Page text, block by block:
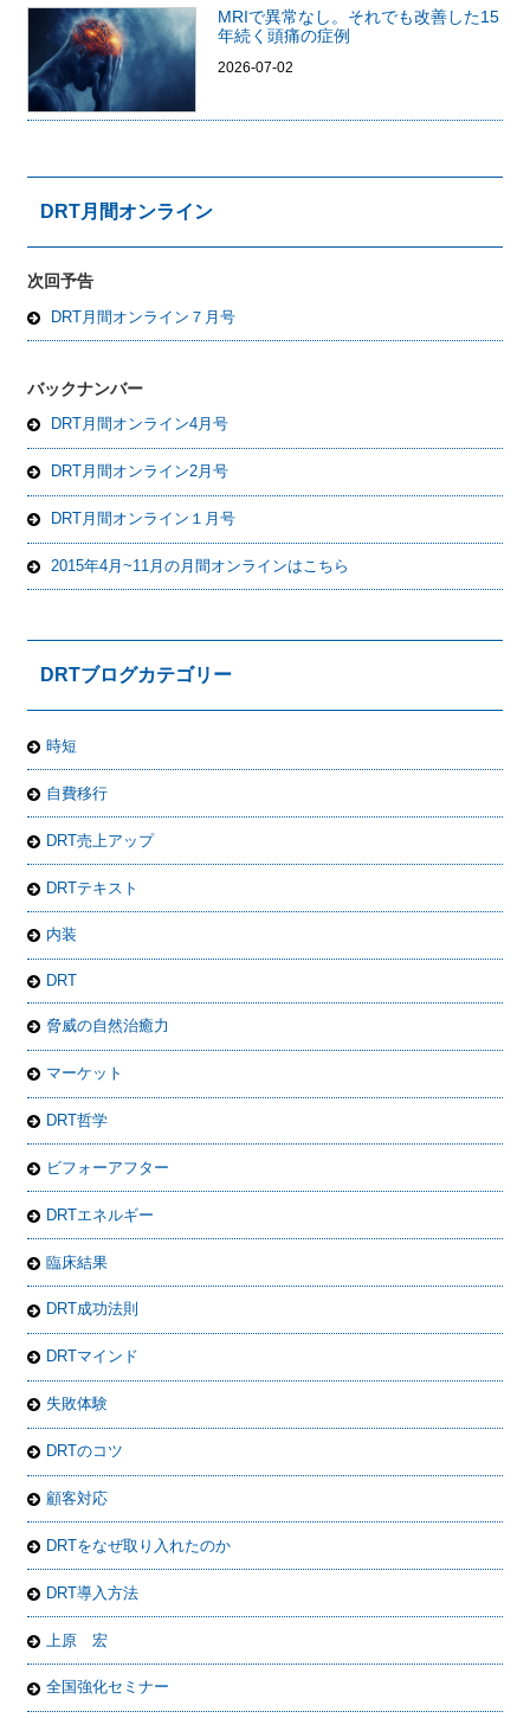
MRIで異常なし。それでも改善した15
年続く頭痛の症例
2026-07-02
DRT月間オンライン
次回予告
DRT月間オンライン７月号
バックナンバー
DRT月間オンライン4月号
DRT月間オンライン2月号
DRT月間オンライン１月号
2015年4月~11月の月間オンラインはこちら
DRTブログカテゴリー
時短
自費移行
DRT売上アップ
DRTテキスト
内装
DRT
脅威の自然治癒力
マーケット
DRT哲学
ビフォーアフター
DRTエネルギー
臨床結果
DRT成功法則
DRTマインド
失敗体験
DRTのコツ
顧客対応
DRTをなぜ取り入れたのか
DRT導入方法
上原 宏
全国強化セミナー